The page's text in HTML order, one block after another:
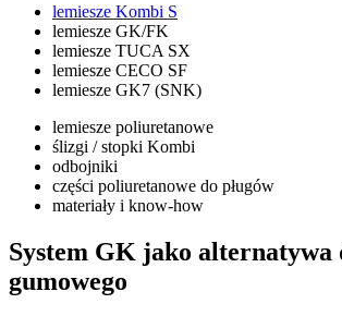
lemiesze Kombi S
lemiesze GK/FK
lemiesze TUCA SX
lemiesze CECO SF
lemiesze GK7 (SNK)
lemiesze poliuretanowe
ślizgi / stopki Kombi
odbojniki
części poliuretanowe do pługów
materiały i know-how
System GK jako alternatywa
gumowego